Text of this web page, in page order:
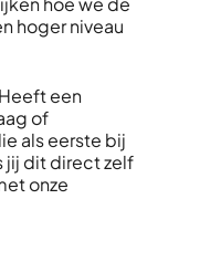
hoger niveau
een
of
als eerste bij
jij dit direct zelf
onze